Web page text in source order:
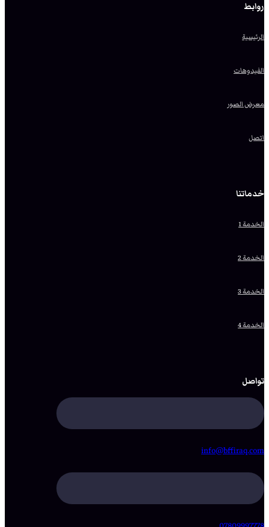
روابط
الرئيسية
الفيدوهات
معرض الصور
اتصل
خدماتنا
الخدمة 1
الخدمة 2
الخدمة 3
الخدمة 4
تواصل
info@bffiraq.com